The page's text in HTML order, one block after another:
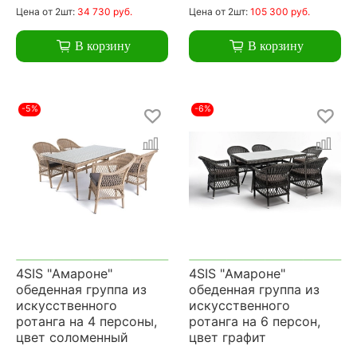
Цена от 2шт: 34 730 руб.
В корзину
Цена от 2шт: 105 300 руб.
В корзину
-5%
4SIS "Амароне"
обеденная группа из
искусственного
ротанга на 4 персоны,
цвет соломенный
-6%
4SIS "Амароне"
обеденная группа из
искусственного
ротанга на 6 персон,
цвет графит